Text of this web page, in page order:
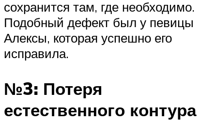
сохранится там, где необходимо.
Подобный дефект был у певицы
Алексы, которая успешно его
исправила.
№3: Потеря
естественного контура